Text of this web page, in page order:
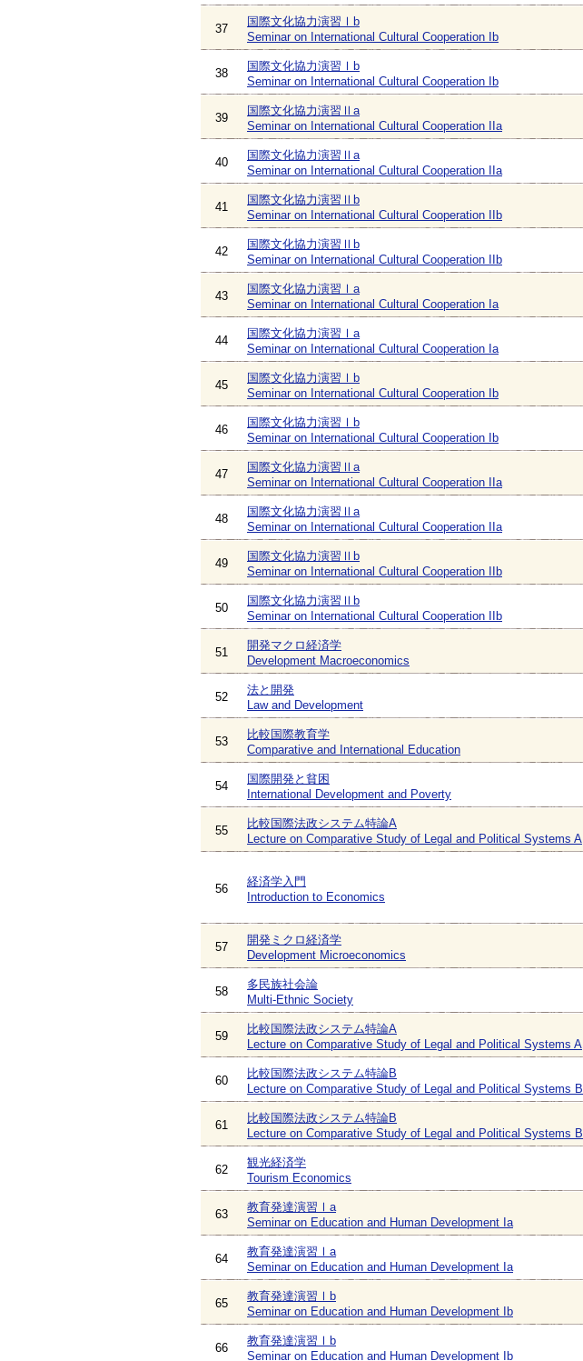
37
国際文化協力演習Ⅰb
Seminar on International Cultural Cooperation Ib
38
国際文化協力演習Ⅰb
Seminar on International Cultural Cooperation Ib
39
国際文化協力演習Ⅱa
Seminar on International Cultural Cooperation IIa
40
国際文化協力演習Ⅱa
Seminar on International Cultural Cooperation IIa
41
国際文化協力演習Ⅱb
Seminar on International Cultural Cooperation IIb
42
国際文化協力演習Ⅱb
Seminar on International Cultural Cooperation IIb
43
国際文化協力演習Ⅰa
Seminar on International Cultural Cooperation Ia
44
国際文化協力演習Ⅰa
Seminar on International Cultural Cooperation Ia
45
国際文化協力演習Ⅰb
Seminar on International Cultural Cooperation Ib
46
国際文化協力演習Ⅰb
Seminar on International Cultural Cooperation Ib
47
国際文化協力演習Ⅱa
Seminar on International Cultural Cooperation IIa
48
国際文化協力演習Ⅱa
Seminar on International Cultural Cooperation IIa
49
国際文化協力演習Ⅱb
Seminar on International Cultural Cooperation IIb
50
国際文化協力演習Ⅱb
Seminar on International Cultural Cooperation IIb
51
開発マクロ経済学
Development Macroeconomics
52
法と開発
Law and Development
53
比較国際教育学
Comparative and International Education
54
国際開発と貧困
International Development and Poverty
55
比較国際法政システム特論A
Lecture on Comparative Study of Legal and Political Systems A
56
経済学入門
Introduction to Economics
57
開発ミクロ経済学
Development Microeconomics
58
多民族社会論
Multi-Ethnic Society
59
比較国際法政システム特論A
Lecture on Comparative Study of Legal and Political Systems A
60
比較国際法政システム特論B
Lecture on Comparative Study of Legal and Political Systems B
61
比較国際法政システム特論B
Lecture on Comparative Study of Legal and Political Systems B
62
観光経済学
Tourism Economics
63
教育発達演習Ⅰa
Seminar on Education and Human Development Ia
64
教育発達演習Ⅰa
Seminar on Education and Human Development Ia
65
教育発達演習Ⅰb
Seminar on Education and Human Development Ib
66
教育発達演習Ⅰb
Seminar on Education and Human Development Ib